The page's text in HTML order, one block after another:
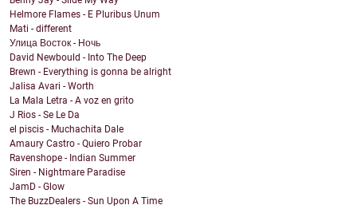
Helmore Flames - E Pluribus Unum
Mati - different
Улица Восток - Ночь
David Newbould - Into The Deep
Brewn - Everything is gonna be alright
Jalisa Avari - Worth
La Mala Letra - A voz en grito
J Rios - Se Le Da
el piscis - Muchachita Dale
Amaury Castro - Quiero Probar
Ravenshope - Indian Summer
Siren - Nightmare Paradise
JamD - Glow
The BuzzDealers - Sun Upon A Time